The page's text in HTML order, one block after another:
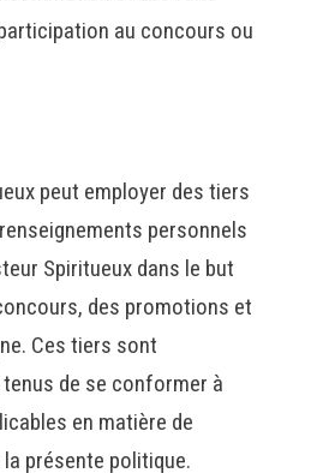
au concours ou
peut employer des tiers
personnels
Spiritueux dans le but
des promotions et
Ces tiers sont
de se conformer à
en matière de
présente politique.